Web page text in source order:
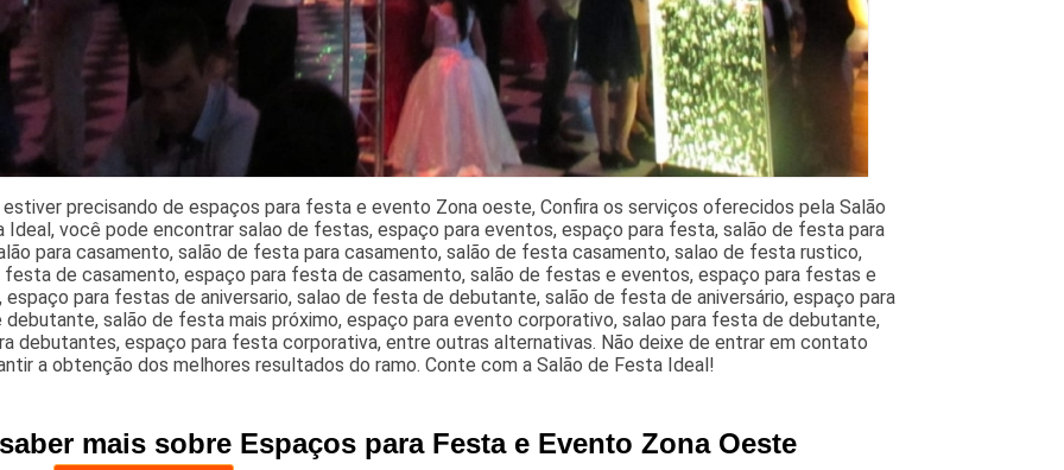
precisando de espaços para festa e evento Zona oeste, Confira os serviços oferecidos pela Salão
Ideal, você pode encontrar salao de festas, espaço para eventos, espaço para festa, salão de festa para
para casamento, salão de festa para casamento, salão de festa casamento, salao de festa rustico,
festa de casamento, espaço para festa de casamento, salão de festas e eventos, espaço para festas e
espaço para festas de aniversario, salao de festa de debutante, salão de festa de aniversário, espaço para
salão de festa mais próximo, espaço para evento corporativo, salao para festa de debutante,
debutantes, espaço para festa corporativa, entre outras alternativas. Não deixe de entrar em contato
a obtenção dos melhores resultados do ramo. Conte com a Salão de Festa Ideal!
mais sobre Espaços para Festa e Evento Zona Oeste